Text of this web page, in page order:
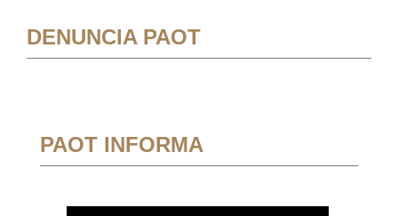
DENUNCIA PAOT
PAOT INFORMA